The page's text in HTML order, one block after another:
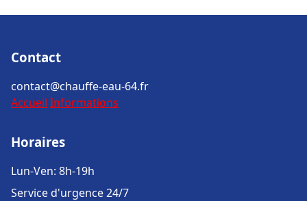
Contact
contact@chauffe-eau-64.fr
Accueil Informations
Horaires
Lun-Ven: 8h-19h
Service d'urgence 24/7